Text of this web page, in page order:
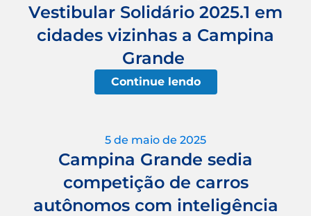
Vestibular Solidário 2025.1 em
cidades vizinhas a Campina
Grande
Continue lendo
5 de maio de 2025
Campina Grande sedia
competição de carros
autônomos com inteligência